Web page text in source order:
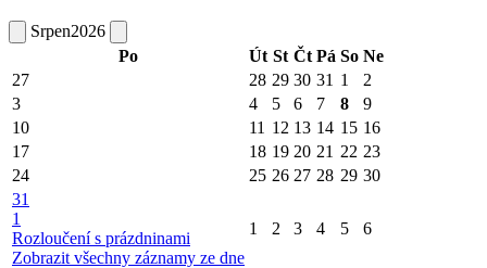
Srpen2026
Po
Út St Čt Pá So Ne
27
28 29 30 31 1
2
3
4 5 6 7 8
9
10
11 12 13 14 15 16
17
18 19 20 21 22 23
24
25 26 27 28 29 30
31
1
Rozloučení s prázdninami
Zobrazit všechny záznamy ze dne
1 2 3 4 5 6